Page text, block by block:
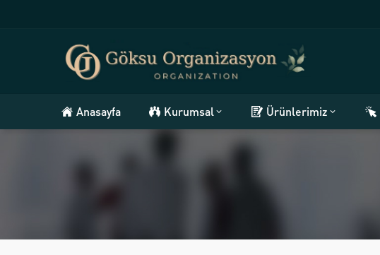
Anasayfa Kurumsal Ürünlerimiz